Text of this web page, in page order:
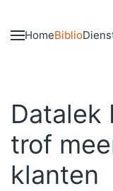
Skip to main
HomeBiblio
Datalek
trof
klanten